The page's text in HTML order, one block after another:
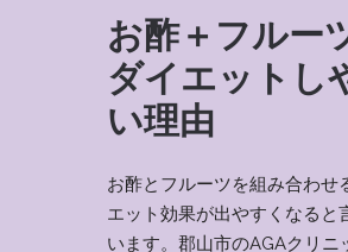
お酢＋フルー
ダイエットし
い理由
お酢とフルーツを組み合わせ
エット効果が出やすくなると
います。郡山市のAGAクリニ